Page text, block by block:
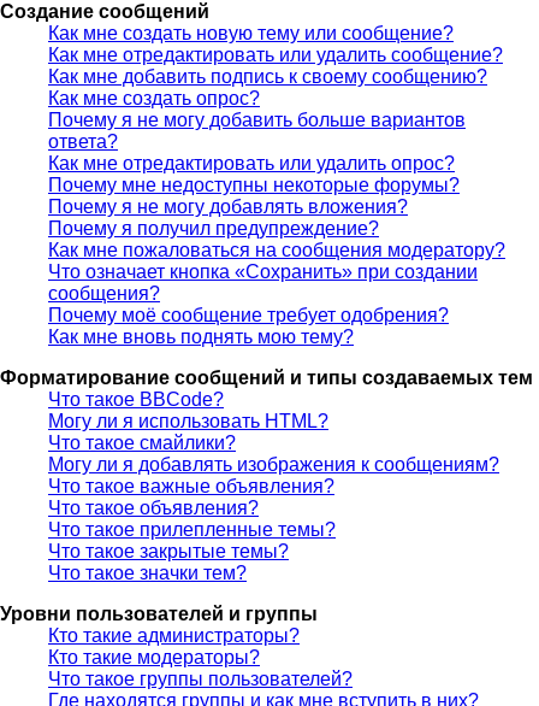
Создание сообщений
Как мне создать новую тему или сообщение?
Как мне отредактировать или удалить сообщение?
Как мне добавить подпись к своему сообщению?
Как мне создать опрос?
Почему я не могу добавить больше вариантов
ответа?
Как мне отредактировать или удалить опрос?
Почему мне недоступны некоторые форумы?
Почему я не могу добавлять вложения?
Почему я получил предупреждение?
Как мне пожаловаться на сообщения модератору?
Что означает кнопка «Сохранить» при создании
сообщения?
Почему моё сообщение требует одобрения?
Как мне вновь поднять мою тему?
Форматирование сообщений и типы создаваемых тем
Что такое BBCode?
Могу ли я использовать HTML?
Что такое смайлики?
Могу ли я добавлять изображения к сообщениям?
Что такое важные объявления?
Что такое объявления?
Что такое прилепленные темы?
Что такое закрытые темы?
Что такое значки тем?
Уровни пользователей и группы
Кто такие администраторы?
Кто такие модераторы?
Что такое группы пользователей?
Где находятся группы и как мне вступить в них?